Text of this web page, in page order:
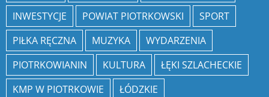
INWESTYCJE
POWIAT PIOTRKOWSKI
SPORT
PIŁKA RĘCZNA
MUZYKA
WYDARZENIA
PIOTRKOWIANIN
KULTURA
ŁĘKI SZLACHECKIE
KMP W PIOTRKOWIE
ŁÓDZKIE